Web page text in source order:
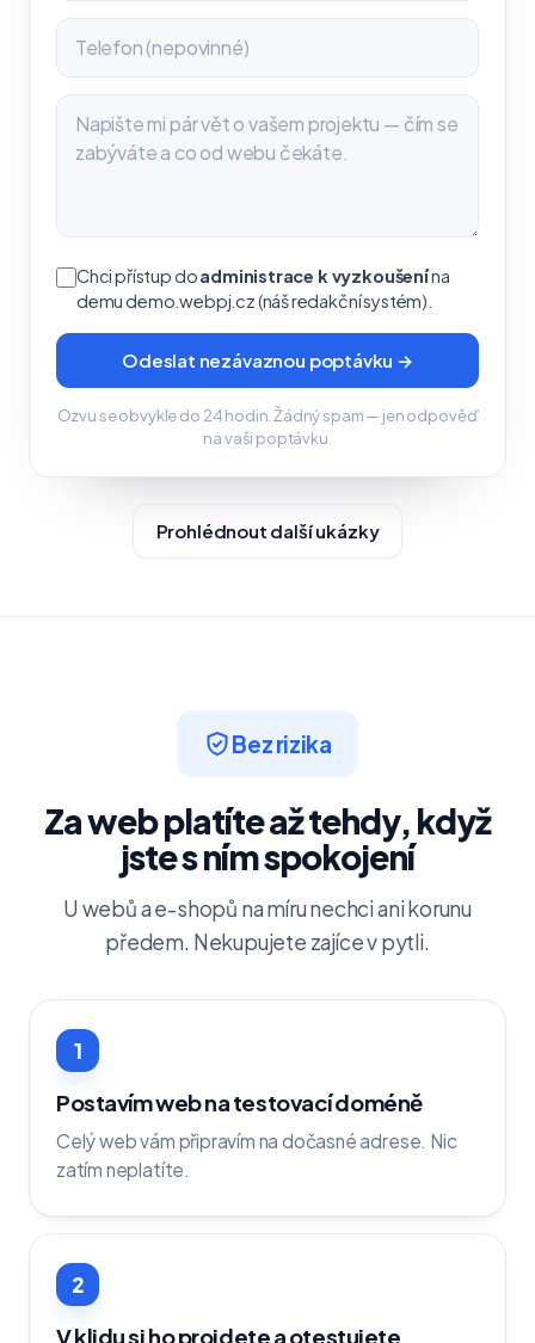
Chci přístup doadministrace k vyzkoušenína
demu demo.webpj.cz (náš redakční systém).
Odeslat nezávaznou poptávku →
Ozvu se obvykle do 24 hodin. Žádný spam — jen odpověď
na vaši poptávku.
Prohlédnout další ukázky
Bez rizika
Za web platíte až tehdy, když
jste s ním spokojení
U webů a e-shopů na míru nechci ani korunu
předem. Nekupujete zajíce v pytli.
1
Postavím web na testovací doméně
Celý web vám připravím na dočasné adrese. Nic
zatím neplatíte.
2
V klidu si ho projdete a otestujete